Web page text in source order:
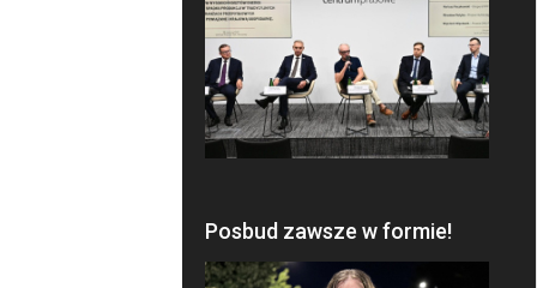
Posbud zawsze w formie!